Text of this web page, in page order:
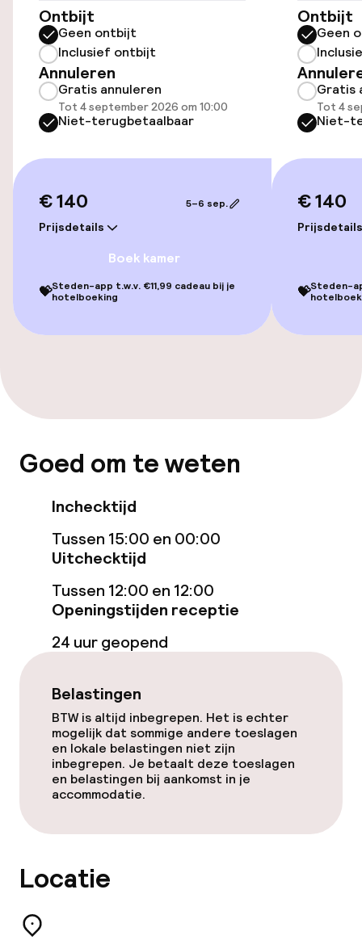
Entertainment
Gratis wifi
Eet- en drinkgelegenheden
Bar
Eet- en drinkdiensten
Ontbijtbuffet
Vroeg ontbijt
Ontbijt
Geen ontbijt
Inclusief ontbijt
Annuleren
Gratis annuleren
Tot 4 september 2026 om 10:00
Niet-terugbetaalbaar
€ 140
Prijsdetails
5–6 sep.
Boek kamer
💝Steden-app t.w.v. €11,99 cadeau bij je
hotelboeking
Ontbijt
Geen
Gratis
Tot 4
Niet-
€ 140
Prijsdetails
💝Steden-
Goed om te weten
Inchecktijd
Tussen 15:00 en 00:00
Uitchecktijd
Tussen 12:00 en 12:00
Openingstijden receptie
24 uur geopend
Belastingen
BTW is altijd inbegrepen. Het is echter
mogelijk dat sommige andere toeslagen
en lokale belastingen niet zijn
inbegrepen. Je betaalt deze toeslagen
en belastingen bij aankomst in je
accommodatie.
Locatie